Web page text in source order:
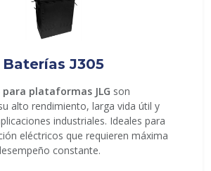
Baterías J305
para plataformas JLG son
alto rendimiento, larga vida útil y
industriales. Ideales para
eléctricos que requieren máxima
constante.